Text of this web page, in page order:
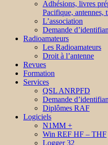
Adhésions, livres
Pacifique, antennes,
L’association
Demande
Radioamateurs
Les Radioamateurs
Droit à l’antenne
Revues
Formation
Services
QSL ANRPFD
Demande
Diplômes RAF
Logiciels
N1MM +
Win REF HF – THF
Logger 32